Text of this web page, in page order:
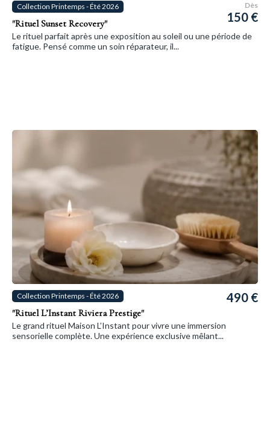
Collection Printemps - Été 2026
"Rituel Sunset Recovery"
Dès
150 €
Le rituel parfait après une exposition au soleil ou une période de
fatigue. Pensé comme un soin réparateur, il...
Collection Printemps - Été 2026
"Rituel L’Instant Riviera Prestige"
490 €
Le grand rituel Maison L’Instant pour vivre une immersion
sensorielle complète. Une expérience exclusive mêlant...